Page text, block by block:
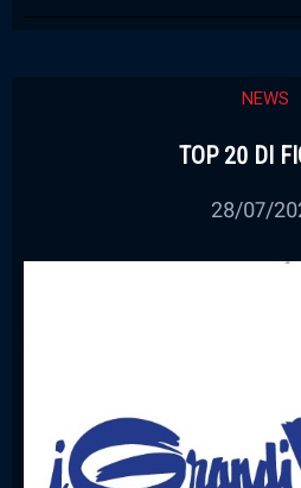
NEWS
TOP 20 DI
28/07/